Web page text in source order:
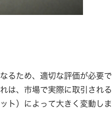
るため、適切な評価が必要で
は、市場で実際に取引される
ト）によって大きく変動しま